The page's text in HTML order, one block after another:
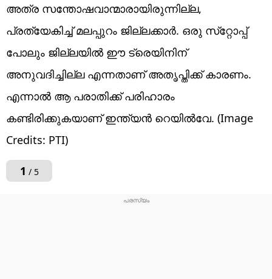
അത്ര സന്തോഷവാന്മാരായിരുന്നില്ല,
പ്രത്യേകിച്ച് മലപ്പുറം ജില്ലക്കാര്‍. ഒരു സ്‌റ്റോപ്പ്
പോലും ജില്ലയില്‍ ഈ ട്രെയിനിന്
അനുവദിച്ചില്ല എന്നതാണ് അതൃപ്തിക്ക് കാരണം.
എന്നാല്‍ ആ പരാതിക്ക് പരിഹാരം
കണ്ടിരിക്കുകയാണ് ഇന്ത്യന്‍ റെയില്‍വേ. (Image
Credits: PTI)
1 / 5